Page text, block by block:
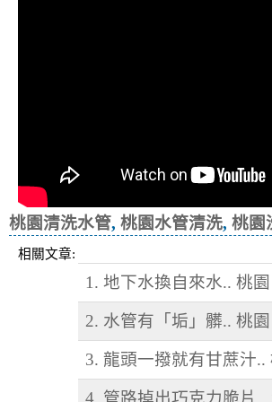
桃園清洗水管, 桃園水管清洗, 桃園
相關文章:
1. 地下水換自來水.. 桃
2. 水管有「垢」髒.. 桃
3. 龍頭一撥就有甘蔗汁
4. 管路掉出巧克力脆片